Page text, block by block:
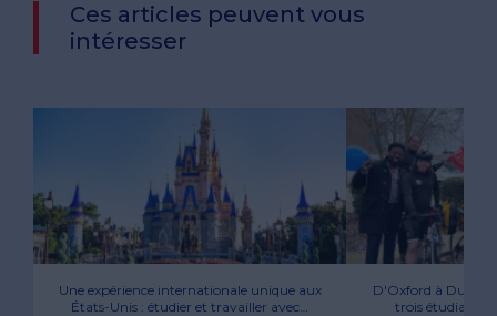
Ces articles peuvent vous
intéresser
Une expérience internationale unique aux
États-Unis : étudier et travailler avec…
D'Oxford à Dublin
trois étudiants